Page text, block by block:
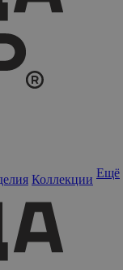
Коллекции Ещё